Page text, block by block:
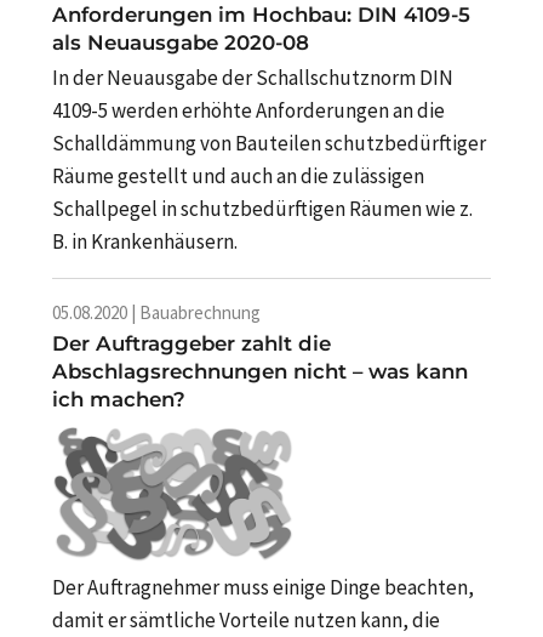
Anforderungen im Hochbau: DIN 4109-5
als Neuausgabe 2020-08
In der Neuausgabe der Schallschutznorm DIN
4109-5 werden erhöhte Anforderungen an die
Schalldämmung von Bauteilen schutzbedürftiger
Räume gestellt und auch an die zulässigen
Schallpegel in schutzbedürftigen Räumen wie z.
B. in Krankenhäusern.
05.08.2020 | Bauabrechnung
Der Auftraggeber zahlt die
Abschlagsrechnungen nicht – was kann
ich machen?
Der Auftragnehmer muss einige Dinge beachten,
damit er sämtliche Vorteile nutzen kann, die